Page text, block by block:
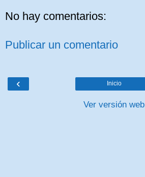
No hay comentarios:
Publicar un comentario
‹ Inicio
Ver versión web